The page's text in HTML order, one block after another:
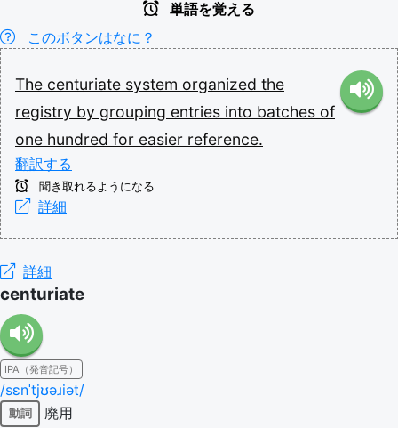
単語を覚える
このボタンはなに？
The centuriate system organized the
registry by grouping entries into batches of
one hundred for easier reference.
翻訳する
聞き取れるようになる
詳細
詳細
centuriate
IPA（発音記号）
/sɛnˈtjʊəɹiət/
動詞
廃用